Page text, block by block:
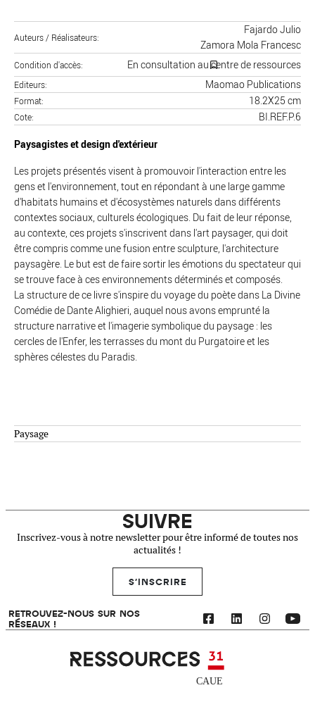
Paysage
Auteurs / Réalisateurs
Fajardo Julio
Zamora Mola Francesc
Condition d'accès En consultation au centre de ressources
Editeurs Maomao Publications
Format 18.2X25 cm
Cote BI.REF.P.6
Paysagistes et design d'extérieur
Les projets présentés visent à promouvoir l'interaction entre les
gens et l'environnement, tout en répondant à une large gamme
d'habitats humains et d'écosystèmes naturels dans différents
contextes sociaux, culturels écologiques. Du fait de leur réponse,
au contexte, ces projets s'inscrivent dans l'art paysager, qui doit
être compris comme une fusion entre sculpture, l'architecture
paysagère. Le but est de faire sortir les émotions du spectateur qui
se trouve face à ces environnements déterminés et composés.
La structure de ce livre s'inspire du voyage du poète dans La Divine
Comédie de Dante Alighieri, auquel nous avons emprunté la
structure narrative et l'imagerie symbolique du paysage : les
cercles de l'Enfer, les terrasses du mont du Purgatoire et les
sphères célestes du Paradis.
SUIVRE
Inscrivez-vous à notre newsletter pour être informé de toutes nos
actualités !
S'INSCRIRE
RETROUVEZ-NOUS SUR NOS
RÉSEAUX !
Ressources 31